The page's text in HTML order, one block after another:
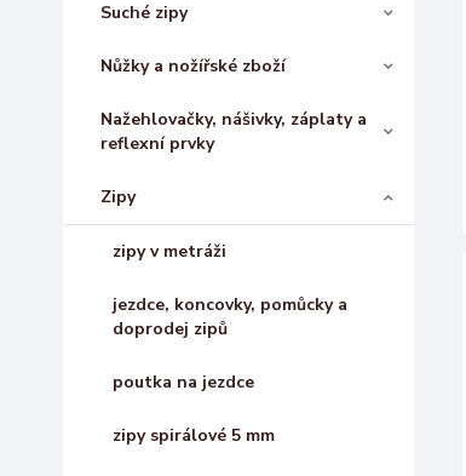
Suché zipy
Nůžky a nožířské zboží
Nažehlovačky, nášivky, záplaty a
reflexní prvky
Zipy
zipy v metráži
jezdce, koncovky, pomůcky a
doprodej zipů
poutka na jezdce
zipy spirálové 5 mm